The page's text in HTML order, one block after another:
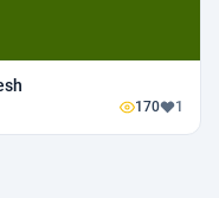
170 1